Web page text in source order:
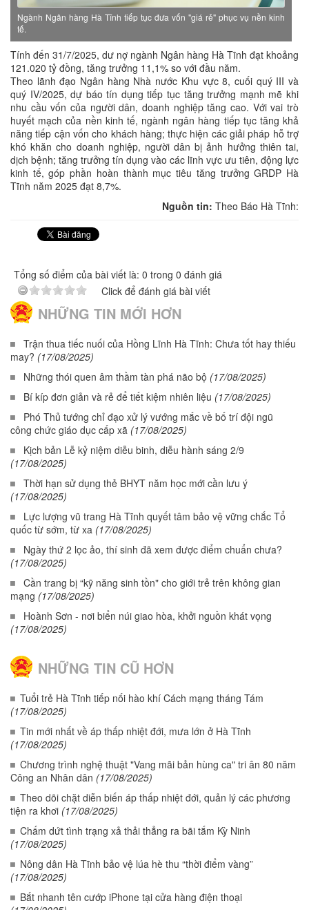
Ngành Ngân hàng Hà Tĩnh tiếp tục đưa vốn "giá rẻ" phục vụ nền kinh
tế.
Tính đến 31/7/2025, dư nợ ngành Ngân hàng Hà Tĩnh đạt khoảng
121.020 tỷ đồng, tăng trưởng 11,1% so với đầu năm.
Theo lãnh đạo Ngân hàng Nhà nước Khu vực 8, cuối quý III và
quý IV/2025, dự báo tín dụng tiếp tục tăng trưởng mạnh mẽ khi
nhu cầu vốn của người dân, doanh nghiệp tăng cao. Với vai trò
huyết mạch của nền kinh tế, ngành ngân hàng tiếp tục tăng khả
năng tiếp cận vốn cho khách hàng; thực hiện các giải pháp hỗ trợ
khó khăn cho doanh nghiệp, người dân bị ảnh hưởng thiên tai,
dịch bệnh; tăng trưởng tín dụng vào các lĩnh vực ưu tiên, động lực
kinh tế, góp phần hoàn thành mục tiêu tăng trưởng GRDP Hà
Tĩnh năm 2025 đạt 8,7%.
Nguồn tin: Theo Báo Hà Tĩnh:
Tổng số điểm của bài viết là: 0 trong 0 đánh giá
Click để đánh giá bài viết
NHỮNG TIN MỚI HƠN
Trận thua tiếc nuối của Hồng Lĩnh Hà Tĩnh: Chưa tốt hay thiếu
may? (17/08/2025)
Những thói quen âm thầm tàn phá não bộ (17/08/2025)
Bí kíp đơn giản và rẻ để tiết kiệm nhiên liệu (17/08/2025)
Phó Thủ tướng chỉ đạo xử lý vướng mắc về bố trí đội ngũ
công chức giáo dục cấp xã (17/08/2025)
Kịch bản Lễ kỷ niệm diễu binh, diễu hành sáng 2/9
(17/08/2025)
Thời hạn sử dụng thẻ BHYT năm học mới cần lưu ý
(17/08/2025)
Lực lượng vũ trang Hà Tĩnh quyết tâm bảo vệ vững chắc Tổ
quốc từ sớm, từ xa (17/08/2025)
Ngày thứ 2 lọc ảo, thí sinh đã xem được điểm chuẩn chưa?
(17/08/2025)
Cần trang bị “kỹ năng sinh tồn" cho giới trẻ trên không gian
mạng (17/08/2025)
Hoành Sơn - nơi biển núi giao hòa, khởi nguồn khát vọng
(17/08/2025)
NHỮNG TIN CŨ HƠN
Tuổi trẻ Hà Tĩnh tiếp nối hào khí Cách mạng tháng Tám
(17/08/2025)
Tin mới nhất về áp thấp nhiệt đới, mưa lớn ở Hà Tĩnh
(17/08/2025)
Chương trình nghệ thuật "Vang mãi bản hùng ca" tri ân 80 năm
Công an Nhân dân (17/08/2025)
Theo dõi chặt diễn biến áp thấp nhiệt đới, quản lý các phương
tiện ra khơi (17/08/2025)
Chấm dứt tình trạng xả thải thẳng ra bãi tắm Kỳ Ninh
(17/08/2025)
Nông dân Hà Tĩnh bảo vệ lúa hè thu “thời điểm vàng”
(17/08/2025)
Bắt nhanh tên cướp iPhone tại cửa hàng điện thoại